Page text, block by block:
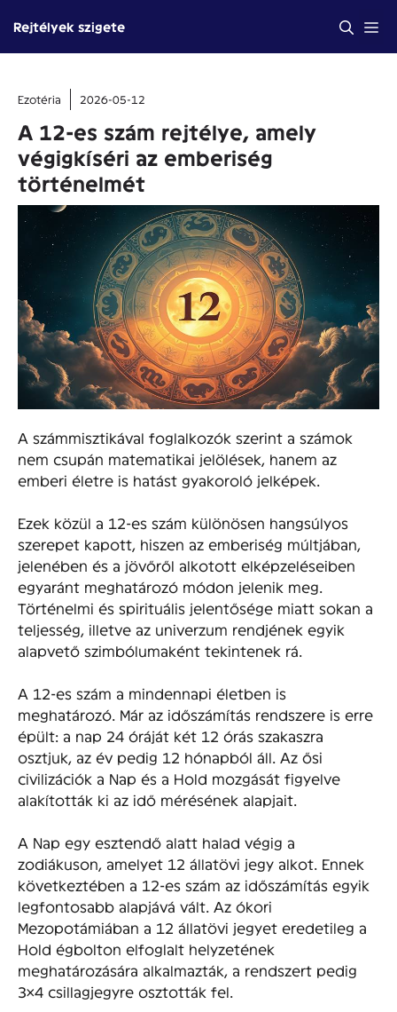
tartalomba
Rejtélyek szigete
Ezotéria 2026-05-12
A 12-es szám rejtélye, amely
végigkíséri az emberiség
történelmét
A számmisztikával foglalkozók szerint a számok
nem csupán matematikai jelölések, hanem az
emberi életre is hatást gyakoroló jelképek.
Ezek közül a 12-es szám különösen hangsúlyos
szerepet kapott, hiszen az emberiség múltjában,
jelenében és a jövőről alkotott elképzeléseiben
egyaránt meghatározó módon jelenik meg.
Történelmi és spirituális jelentősége miatt sokan a
teljesség, illetve az univerzum rendjének egyik
alapvető szimbólumaként tekintenek rá.
A 12-es szám a mindennapi életben is
meghatározó. Már az időszámítás rendszere is erre
épült: a nap 24 óráját két 12 órás szakaszra
osztjuk, az év pedig 12 hónapból áll. Az ősi
civilizációk a Nap és a Hold mozgását figyelve
alakították ki az idő mérésének alapjait.
A Nap egy esztendő alatt halad végig a
zodiákuson, amelyet 12 állatövi jegy alkot. Ennek
következtében a 12-es szám az időszámítás egyik
legfontosabb alapjává vált. Az ókori
Mezopotámiában a 12 állatövi jegyet eredetileg a
Hold égbolton elfoglalt helyzetének
meghatározására alkalmazták, a rendszert pedig
3×4 csillagjegyre osztották fel.